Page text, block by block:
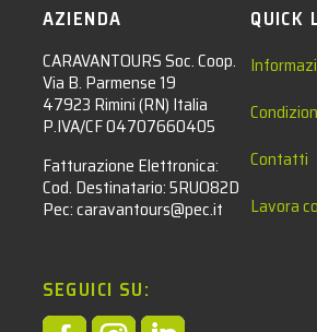
AZIENDA
CARAVANTOURS Soc. Coop.
Via B. Parmense 19
47923 Rimini (RN) Italia
P.IVA/CF 04707660405
Fatturazione Elettronica:
Cod. Destinatario: 5RUO82D
Pec: caravantours@pec.it
SEGUICI SU:
QUICK
Contatti
Lavora